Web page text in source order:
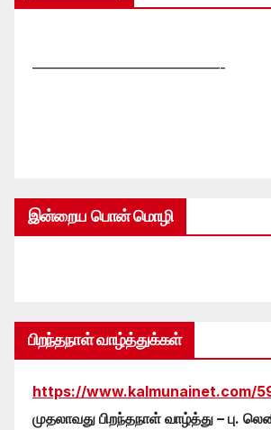
—————————————-
இன்றைய பொன் மொழி
பிறந்தநாள் வாழ்த்துக்கள்
https://www.kalmunainet.com/
முதலாவது பிறந்தநாள் வாழ்த்து – பு.